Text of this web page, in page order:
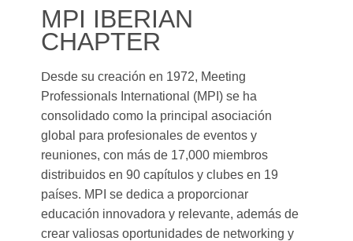
MPI IBERIAN
CHAPTER
Desde su creación en 1972, Meeting
Professionals International (MPI) se ha
consolidado como la principal asociación
global para profesionales de eventos y
reuniones, con más de 17,000 miembros
distribuidos en 90 capítulos y clubes en 19
países. MPI se dedica a proporcionar
educación innovadora y relevante, además de
crear valiosas oportunidades de networking y